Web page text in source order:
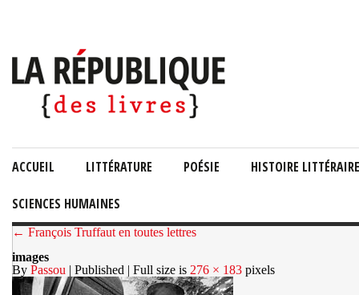
ACCUEIL LITTÉRATURE POÉSIE HISTOIRE LITTÉRAIRE
SCIENCES HUMAINES
← François Truffaut en toutes lettres
images
By Passou | Published | Full size is 276 × 183 pixels